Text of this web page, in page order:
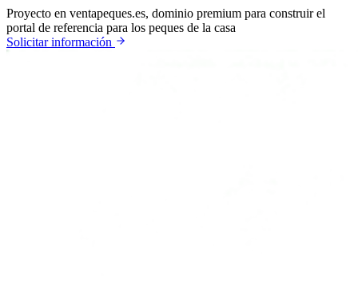
Proyecto en ventapeques.es, dominio premium para construir el
portal de referencia para los peques de la casa
Solicitar información